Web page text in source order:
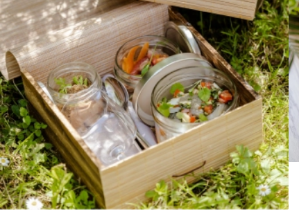
Nos
Traiteur
Séminaire